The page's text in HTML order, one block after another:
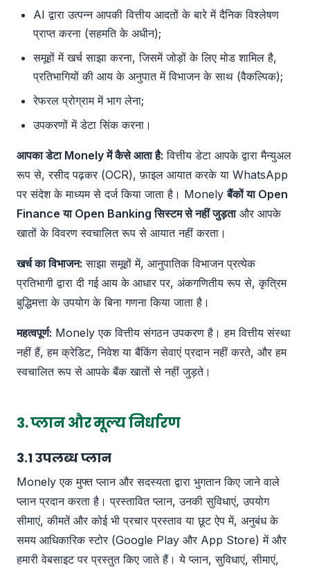
AI द्वारा उत्पन्न आपकी वित्तीय आदतों के बारे में दैनिक विश्लेषण
प्राप्त करना (सहमति के अधीन);
समूहों में खर्च साझा करना, जिसमें जोड़ों के लिए मोड शामिल है,
प्रतिभागियों की आय के अनुपात में विभाजन के साथ (वैकल्पिक);
रेफरल प्रोग्राम में भाग लेना;
उपकरणों में डेटा सिंक करना।
आपका डेटा Monely में कैसे आता है: वित्तीय डेटा आपके द्वारा मैन्युअल
रूप से, रसीद पढ़कर (OCR), फ़ाइल आयात करके या WhatsApp
पर संदेश के माध्यम से दर्ज किया जाता है। Monelyबैंकों या Open
Finance या Open Banking सिस्टम से नहीं जुड़ताऔर आपके
खातों के विवरण स्वचालित रूप से आयात नहीं करता।
खर्च का विभाजन: साझा समूहों में, आनुपातिक विभाजन प्रत्येक
प्रतिभागी द्वारा दी गई आय के आधार पर, अंकगणितीय रूप से, कृत्रिम
बुद्धिमत्ता के उपयोग के बिना गणना किया जाता है।
महत्वपूर्ण: Monely एक वित्तीय संगठन उपकरण है। हम वित्तीय संस्था
नहीं हैं, हम क्रेडिट, निवेश या बैंकिंग सेवाएं प्रदान नहीं करते, और हम
स्वचालित रूप से आपके बैंक खातों से नहीं जुड़ते।
3. प्लान और मूल्य निर्धारण
3.1 उपलब्ध प्लान
Monely एक मुफ्त प्लान और सदस्यता द्वारा भुगतान किए जाने वाले
प्लान प्रदान करता है। प्रस्तावित प्लान, उनकी सुविधाएं, उपयोग
सीमाएं, कीमतें और कोई भी प्रचार प्रस्ताव या छूट ऐप में, अनुबंध के
समय आधिकारिक स्टोर (Google Play और App Store) में और
हमारी वेबसाइट पर प्रस्तुत किए जाते हैं। ये प्लान, सुविधाएं, सीमाएं,